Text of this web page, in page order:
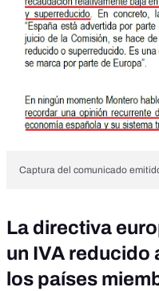
Captura del comunicado
La directiva
un IVA reducido
los países